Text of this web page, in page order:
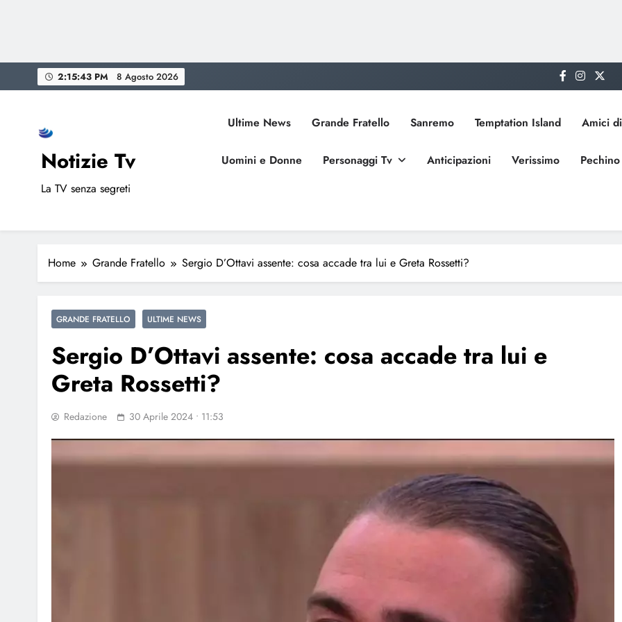
to
2:15:44 PM 8 Agosto 2026
Notizie Tv
La TV senza segreti
Ultime News Grande Fratello Sanremo Temptation Island Amici
Uomini e Donne Personaggi Tv Anticipazioni Verissimo
Home Grande Fratello Sergio D’Ottavi assente: cosa accade tra lui e Greta Rossetti?
GRANDE FRATELLO ULTIME NEWS
Sergio D’Ottavi assente: cosa accade tra lui e
Greta Rossetti?
Redazione 30 Aprile 2024 • 11:53